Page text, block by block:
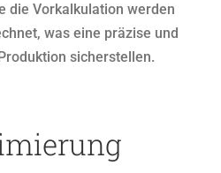
die Vorkalkulation werden
was eine präzise und
sicherstellen.